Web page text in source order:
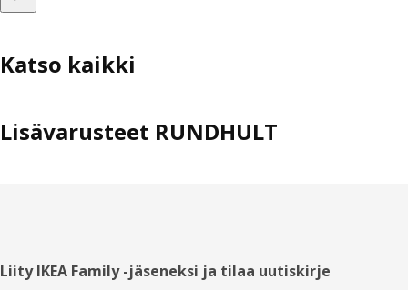
Katso kaikki
Lisävarusteet RUNDHULT
Alatunniste
Liity IKEA Family -jäseneksi ja tilaa uutiskirje